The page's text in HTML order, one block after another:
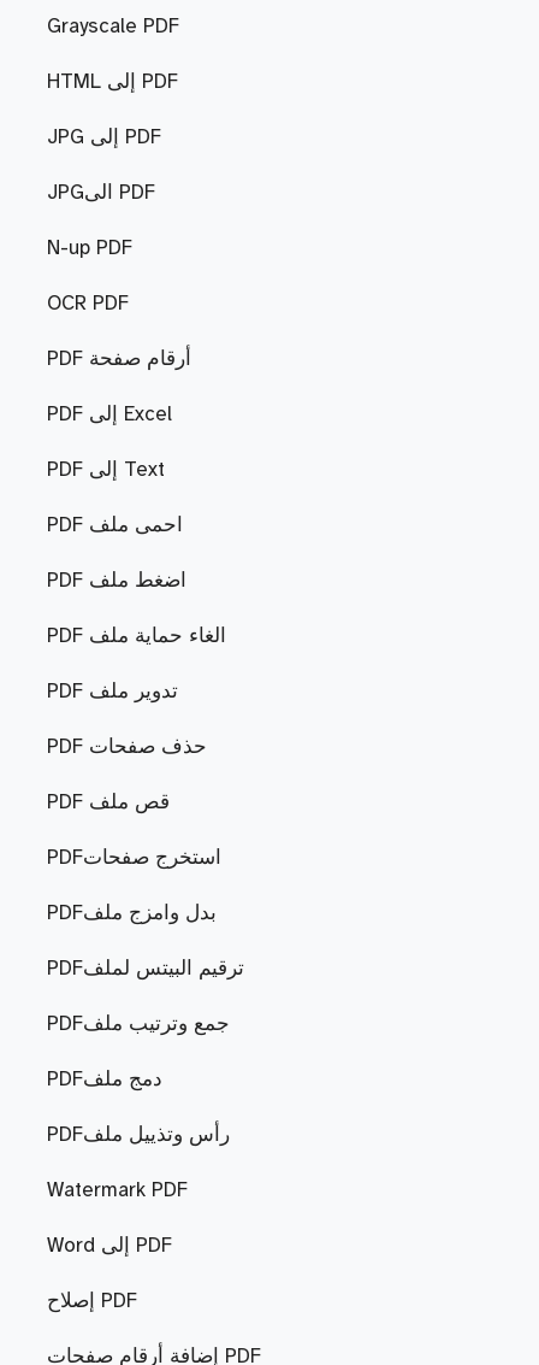
Grayscale PDF
HTML إلى PDF
JPG إلى PDF
JPGالى PDF
N-up PDF
OCR PDF
PDF أرقام صفحة
PDF إلى Excel
PDF إلى Text
PDF احمى ملف
PDF اضغط ملف
PDF الغاء حماية ملف
PDF تدوير ملف
PDF حذف صفحات
PDF قص ملف
PDFاستخرج صفحات
PDFبدل وامزج ملف
PDFترقيم البيتس لملف
PDFجمع وترتيب ملف
PDFدمج ملف
PDFرأس وتذييل ملف
Watermark PDF
Word إلى PDF
إصلاح PDF
إضافة أرقام صفحات PDF